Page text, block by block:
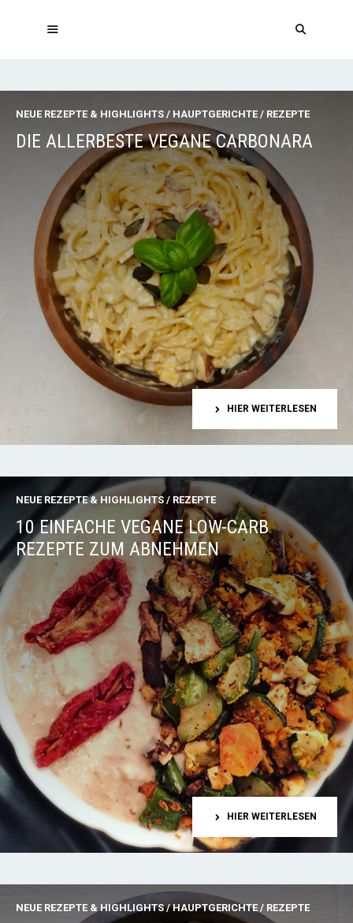
NEUE REZEPTE & HIGHLIGHTS / HAUPTGERICHTE / REZEPTE
DIE ALLERBESTE VEGANE CARBONARA
HIER WEITERLESEN
NEUE REZEPTE & HIGHLIGHTS / REZEPTE
10 EINFACHE VEGANE LOW-CARB
REZEPTE ZUM ABNEHMEN
HIER WEITERLESEN
NEUE REZEPTE & HIGHLIGHTS/HAUPTGERICHTE/ REZEPTE